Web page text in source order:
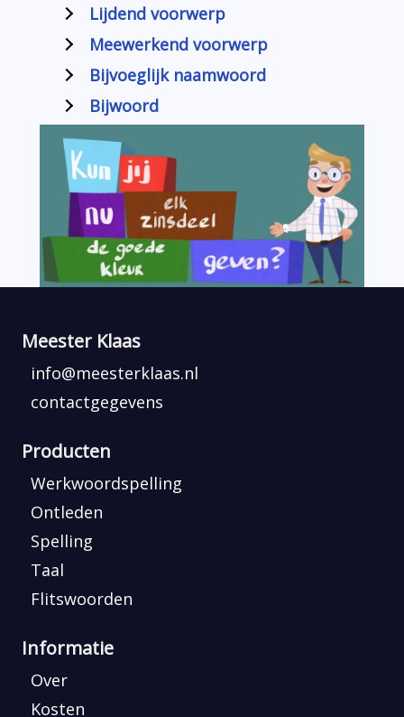
Lijdend voorwerp
Meewerkend voorwerp
Bijvoeglijk naamwoord
Bijwoord
Meester Klaas
info@meesterklaas.nl
contactgegevens
Producten
Werkwoordspelling
Ontleden
Spelling
Taal
Flitswoorden
Informatie
Over
Kosten